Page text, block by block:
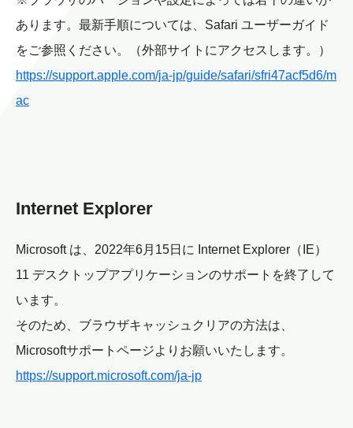
あります。最新手順については、Safari ユーザーガイド
をご参照ください。（外部サイトにアクセスします。）
https://support.apple.com/ja-jp/guide/safari/sfri47acf5d6/m
ac
Internet Explorer
Microsoft は、2022年6月15日に Internet Explorer（IE）
11 デスクトップアプリケーションのサポートを終了して
います。
そのため、ブラウザキャッシュクリアの方法は、
Microsoftサポートページよりお願いいたします。
https://support.microsoft.com/ja-jp